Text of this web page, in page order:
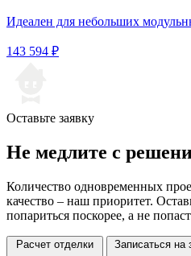
Идеален для небольших
143 594 ₽
Оставьте заявку
Не медлите с
Количество одновременных
качество – наш приоритет.
попариться поскорее, а не
Расчет отделки Записаться на